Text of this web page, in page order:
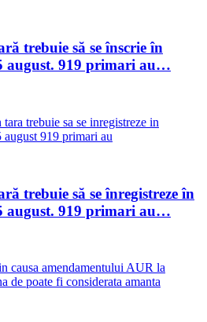
trebuie să se înscrie în
august. 919 primari au…
trebuie să se înregistreze în
august. 919 primari au…